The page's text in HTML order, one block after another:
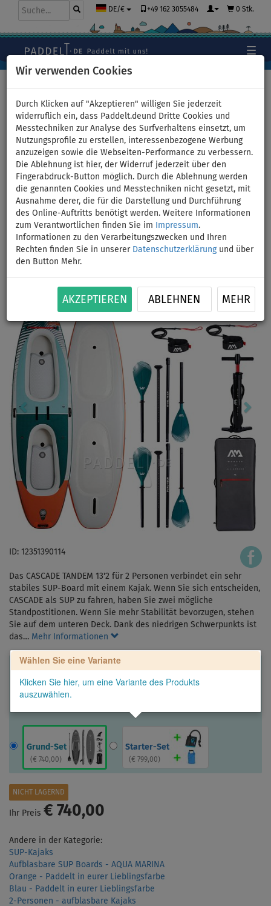
Wir verwenden Cookies
Durch Klicken auf "Akzeptieren" willigen Sie jederzeit
widerruflich ein, dass Paddelt.deund Dritte Cookies und
Messtechniken zur Analyse des Surfverhaltens einsetzt, um
Nutzungsprofile zu erstellen, interessenbezogene Werbung
anzuzeigen sowie die Webseiten-Performance zu verbessern.
Die Ablehnung ist hier, der Widerruf jederzeit über den
Fingerabdruck-Button möglich. Durch die Ablehnung werden
die genannten Cookies und Messtechniken nicht gesetzt, mit
Ausnahme derer, die für die Darstellung und Durchführung
des Online-Auftritts benötigt werden. Weitere Informationen
zum Verantwortlichen finden Sie im
Impressum.
Informationen zu den Verarbeitungszwecken und Ihren
Rechten finden Sie in unserer Datenschutzerklärungund über
den Button Mehr.
AKZEPTIEREN ABLEHNEN MEHR
DE/€ +49 162 3055484 0 Stk.
AQUA MARINA CASCADE
TANDEM 13'2 aufblasbares
Kajak und SUP Board -
Variante: Grund-Set
PADDEL
INKL.
KAJAK SITZ
OPTION
VERSAND
GRATIS
Previous Next
ID: 12351390114
Das CASCADE TANDEM 13'2 für 2 Personen verbindet ein sehr
stabiles SUP-Board mit einem Kajak. Wenn Sie sich entscheiden,
CASCADE als SUP zu fahren, haben Sie zwei mögliche
Standpostitionen. Wenn Sie mehr Stabilität bevorzugen, stehen
Sie auf dem unteren Deck. Dank des niedrigen Schwerpunkts ist
das… Mehr Informationen
Wählen Sie eine Variante
Klicken Sie hier, um eine Variante des Produkts
auszuwählen.
Grund-Set
( € 740,00)
Starter-Set
( € 799,00)
NICHT LAGERND
Ihr Preis € 740,00
Andere in der Kategorie:
SUP-Kajaks
Aufblasbare SUP Boards - AQUA MARINA
Orange - Paddelt in eurer Lieblingsfarbe
Blau - Paddelt in eurer Lieblingsfarbe
2-Personen - aufblasbare Kajaks